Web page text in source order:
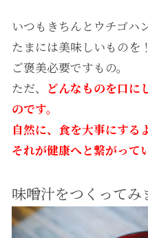
いつもきちんとウチゴハ
たまには美味しいものを！
ご褒美必要ですもの。
ただ、
どんなものを口に
のです。
自然に、食を大事にする
それが健康へと繋がって
味噌汁をつくってみ